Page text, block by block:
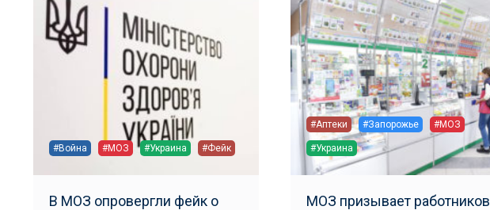
#Война #МОЗ #Украина #Фейк
В МОЗ опровергли фейк о
#Аптеки #Запорожье #МОЗ
#Украина
МОЗ призывает работников